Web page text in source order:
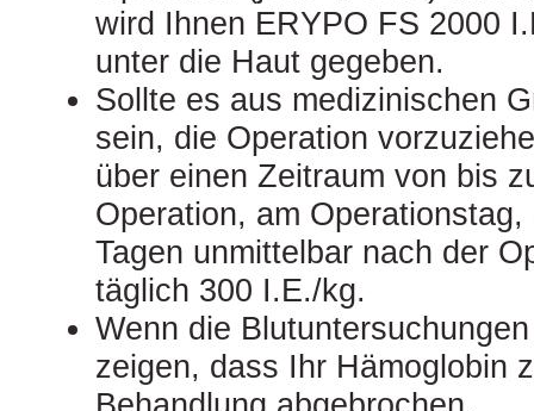
wird Ihnen ERYPO FS 2000
unter die Haut gegeben.
Sollte es aus medizinischen
sein, die Operation
über einen Zeitraum von bis
Operation, am
Tagen unmittelbar nach der
täglich 300 I.E./kg.
Wenn die
zeigen, dass Ihr Hämoglobin